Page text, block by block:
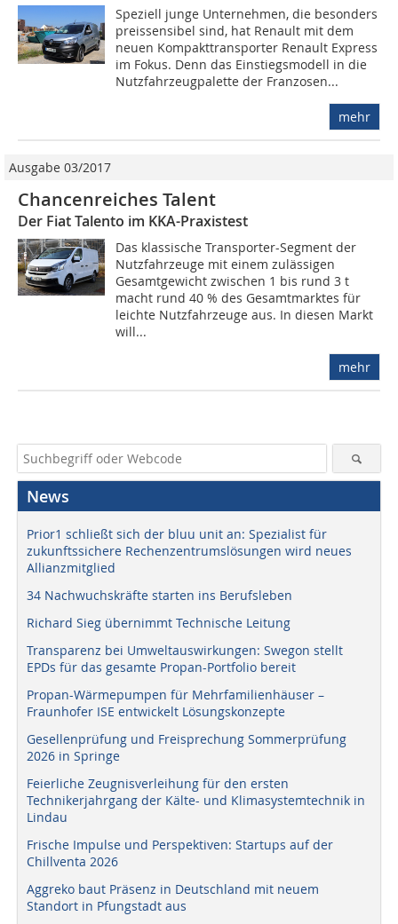
Speziell junge Unternehmen, die besonders
preissensibel sind, hat Renault mit dem
neuen Kompakttransporter Renault Express
im Fokus. Denn das Einstiegsmodell in die
Nutzfahrzeugpalette der Franzosen...
mehr
Ausgabe 03/2017
Chancenreiches Talent
Der Fiat Talento im KKA-Praxistest
Das klassische Transporter-Segment der
Nutzfahrzeuge mit einem zulässigen
Gesamtgewicht zwischen 1 bis rund 3 t
macht rund 40 % des Gesamtmarktes für
leichte Nutzfahrzeuge aus. In diesen Markt
will...
mehr
News
Prior1 schließt sich der bluu unit an: Spezialist für
zukunftssichere Rechenzentrumslösungen wird neues
Allianzmitglied
34 Nachwuchskräfte starten ins Berufsleben
Richard Sieg übernimmt Technische Leitung
Transparenz bei Umweltauswirkungen: Swegon stellt
EPDs für das gesamte Propan-Portfolio bereit
Propan-Wärmepumpen für Mehrfamilienhäuser –
Fraunhofer ISE entwickelt Lösungskonzepte
Gesellenprüfung und Freisprechung Sommerprüfung
2026 in Springe
Feierliche Zeugnisverleihung für den ersten
Technikerjahrgang der Kälte- und Klimasystemtechnik in
Lindau
Frische Impulse und Perspektiven: Startups auf der
Chillventa 2026
Aggreko baut Präsenz in Deutschland mit neuem
Standort in Pfungstadt aus